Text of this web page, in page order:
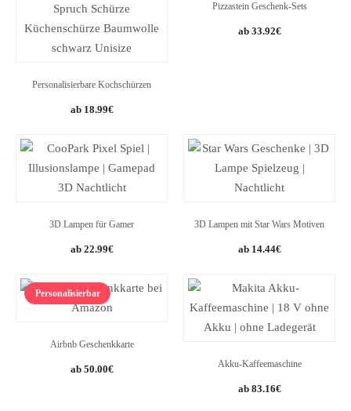
Personalisierbare Kochschürzen
18.99€
Pizzastein Geschenk-Sets
Original
33.92€Current
3D Lampen für Gamer
Original
was:
24.99€.
22.99€Current
is:
3D Lampen mit Star Wars Motiven
Original
was:
14.44€Current
is:
Personalisierbar
Airbnb Geschenkkarte
50.00€ Akku-Kaffeemaschine
Original
83.16€Current